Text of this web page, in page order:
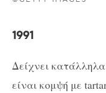
1991
Δείχνει
είναι κομψή με